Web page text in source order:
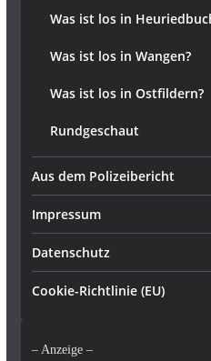
Was ist los in
Was ist los in Wangen?
Was ist los in Ostfildern?
Rundgeschaut
Aus dem Polizeibericht
Impressum
Datenschutz
Cookie-Richtlinie (EU)
– Anzeige –